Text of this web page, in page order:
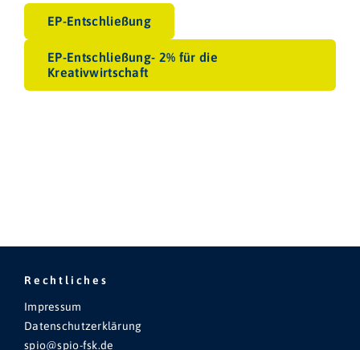
EP-Entschließung
EP-Entschließung- 2% für die
Kreativwirtschaft
Rechtliches
Impressum
Datenschutzerklärung
spio@spio-fsk.de